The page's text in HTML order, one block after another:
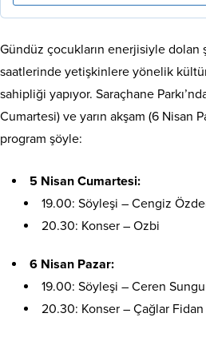
Gündüz çocukların enerjisiyle dolan
saatlerinde yetişkinlere yönelik
sahipliği yapıyor. Saraçhane
Cumartesi) ve yarın akşam (6 Nisan
program şöyle:
5 Nisan Cumartesi:
19.00: Söyleşi – Cengiz
20.30: Konser – Ozbi
6 Nisan Pazar:
19.00: Söyleşi – Ceren
20.30: Konser – Çağlar